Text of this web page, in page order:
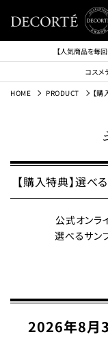
【人気商品を毎
コスメ
HOME PRODUCT 【
【購入特典】選べ
公式オンラ
選べるサン
2026年8月